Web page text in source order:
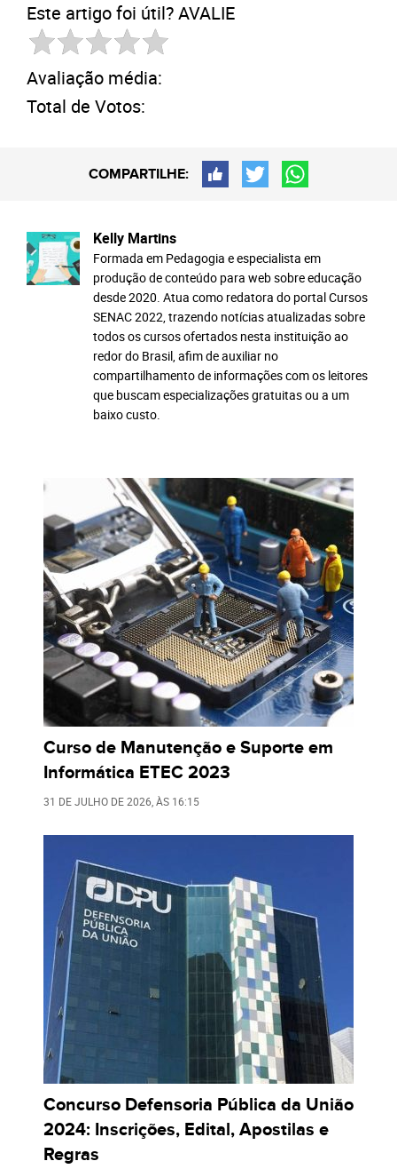
Este artigo foi útil? AVALIE
Avaliação média:
Total de Votos:
COMPARTILHE:
Kelly Martins
Formada em Pedagogia e especialista em
produção de conteúdo para web sobre educação
desde 2020. Atua como redatora do portal Cursos
SENAC 2022, trazendo notícias atualizadas sobre
todos os cursos ofertados nesta instituição ao
redor do Brasil, afim de auxiliar no
compartilhamento de informações com os leitores
que buscam especializações gratuitas ou a um
baixo custo.
Curso de Manutenção e Suporte em
Informática ETEC 2023
31 DE JULHO DE 2026 , ÀS 16:15
Concurso Defensoria Pública da União
2024: Inscrições, Edital, Apostilas e
Regras